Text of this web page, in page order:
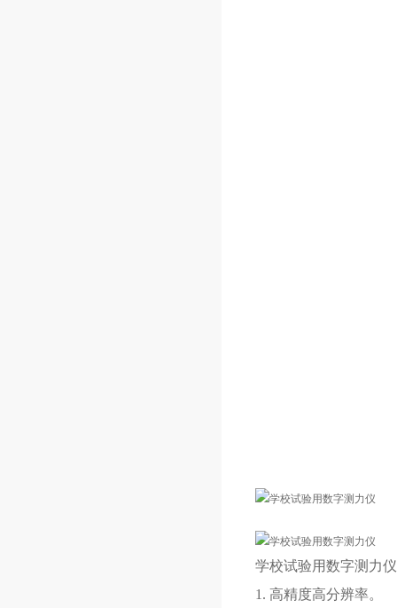
学校试验用数字测力
1. 高精度高分辨率。